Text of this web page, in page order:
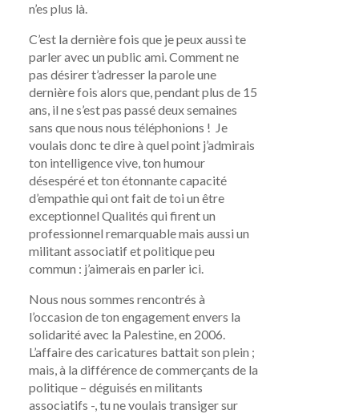
n’es plus là.
C’est la dernière fois que je peux aussi te
parler avec un public ami. Comment ne
pas désirer t’adresser la parole une
dernière fois alors que, pendant plus de 15
ans, il ne s’est pas passé deux semaines
sans que nous nous téléphonions ! Je
voulais donc te dire à quel point j’admirais
ton intelligence vive, ton humour
désespéré et ton étonnante capacité
d’empathie qui ont fait de toi un être
exceptionnel Qualités qui firent un
professionnel remarquable mais aussi un
militant associatif et politique peu
commun : j’aimerais en parler ici.
Nous nous sommes rencontrés à
l’occasion de ton engagement envers la
solidarité avec la Palestine, en 2006.
L’affaire des caricatures battait son plein ;
mais, à la différence de commerçants de la
politique – déguisés en militants
associatifs -, tu ne voulais transiger sur